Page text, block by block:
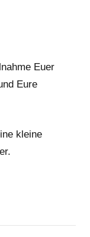
Euer
Eure
kleine